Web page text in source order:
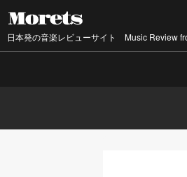
日本発の音楽レビューサイト Music Review